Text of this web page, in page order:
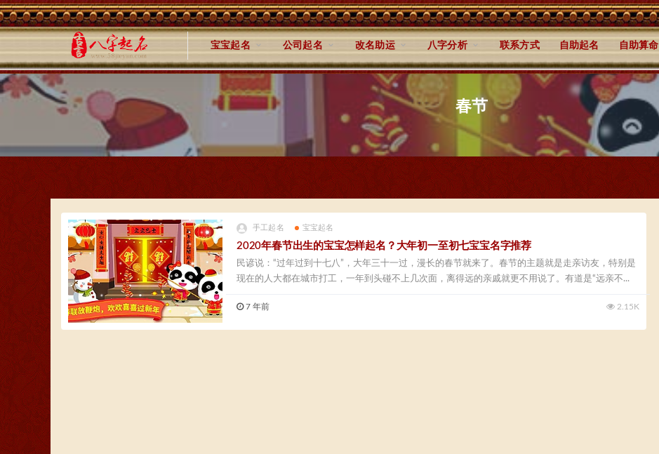
宝宝起名 公司起名 改名助运 八字分析 联系方式 自助起名 自助算命
春节
手工起名 宝宝起名
2020年春节出生的宝宝怎样起名？大年初一至初七宝宝名字推荐
民谚说：“过年过到十七八”，大年三十一过，漫长的春节就来了。春节的主题就是走亲访友，特别是
现在的人大都在城市打工，一年到头碰不上几次面，离得远的亲戚就更不用说了。有道是“远亲不...
7 年前 2.15K